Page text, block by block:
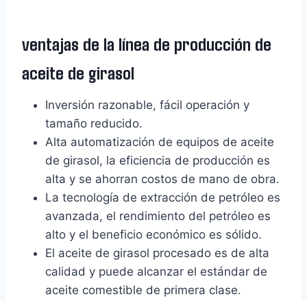
ventajas de la línea de producción de
aceite de girasol
Inversión razonable, fácil operación y
tamaño reducido.
Alta automatización de equipos de aceite
de girasol, la eficiencia de producción es
alta y se ahorran costos de mano de obra.
La tecnología de extracción de petróleo es
avanzada, el rendimiento del petróleo es
alto y el beneficio económico es sólido.
El aceite de girasol procesado es de alta
calidad y puede alcanzar el estándar de
aceite comestible de primera clase.